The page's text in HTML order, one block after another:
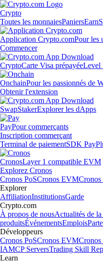
Crypto
Toutes les monnaiesPaniersEarn
Application Crypto.comPour les
Commencer
CryptoCarte Visa prépayéeLevel
OnchainPour les passionnés de
Obtenir l'extension
SwapStakerExplorer les dApps
PayPour commerçants
Inscription commerçant
Terminal de paiementSDK Pay
CronosLayer 1 compatible EVM
Explorez Cronos
Cronos PoSCronos EVM
Explorer
AffiliationInstitutionsGarde
Crypto.com
À propos de nousActualités de la
produitsÉvénementsEmplois
Développeurs
Cronos PoSCronos EVM
IAMCP ServersTrading Skill
Learn